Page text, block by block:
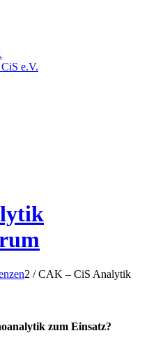
e.V.
2 / CAK – CiS Analytik
zum Einsatz?